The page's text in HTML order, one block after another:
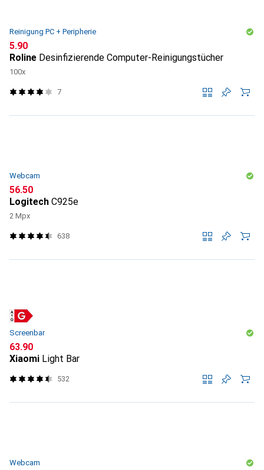
Reinigung PC + Peripherie
CHF
5.90
Roline Desinfizierende Computer-Reinigungstücher
100x
7
Webcam
CHF
56.50
Logitech C925e
2 Mpx
638
Screenbar
CHF
63.90
Xiaomi Light Bar
532
Webcam